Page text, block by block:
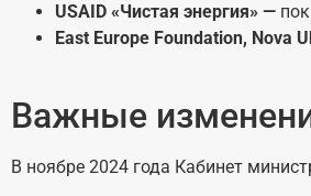
USAID «Чистая энергия» —
East Europe Foundation, Nova
Важные
В ноябре 2024 года Кабинет